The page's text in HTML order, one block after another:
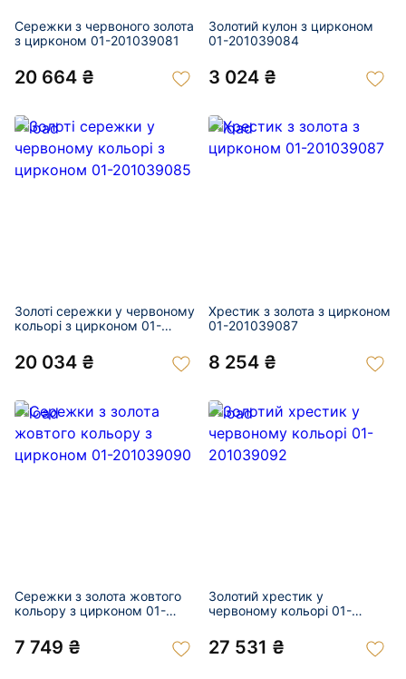
Сережки з червоного золота
з цирконом 01-201039081
20 664 ₴
Золотий кулон з цирконом
01-201039084
3 024 ₴
Золоті сережки у червоному
кольорі з цирконом 01-
20 034 ₴
Хрестик з золота з цирконом
01-201039087
8 254 ₴
Сережки з золота жовтого
кольору з цирконом 01-
7 749 ₴
Золотий хрестик у
червоному кольорі 01-
27 531 ₴